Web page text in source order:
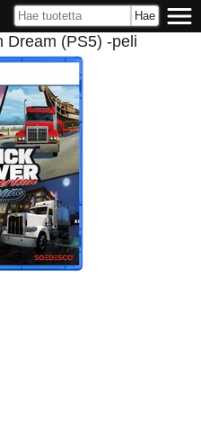
Dream (PS5) -peli